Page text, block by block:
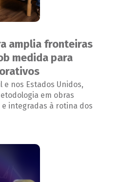
amplia fronteiras
medida para
e nos Estados Unidos,
em obras
integradas à rotina dos